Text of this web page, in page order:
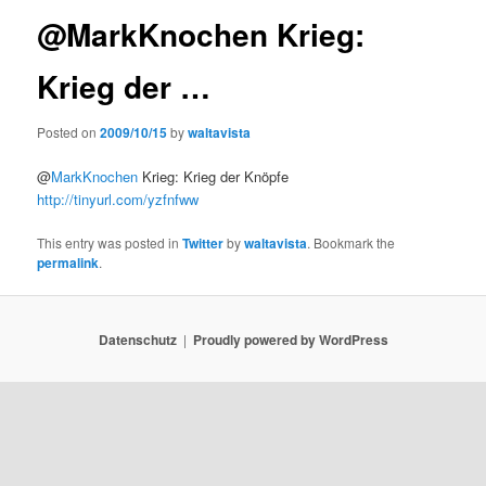
@MarkKnochen Krieg:
Krieg der …
Posted on2009/10/15bywaltavista
@MarkKnochen Krieg: Krieg der Knöpfe
http://tinyurl.com/yzfnfww
This entry was posted inTwitterbywaltavista. Bookmark the
permalink.
Datenschutz Proudly powered by WordPress